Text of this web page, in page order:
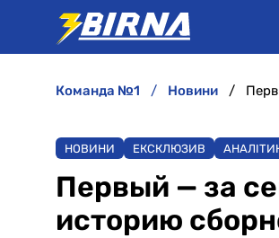
команда №1 новини
НОВИНИ ЕКСКЛЮЗИВ
Первый — за
историю